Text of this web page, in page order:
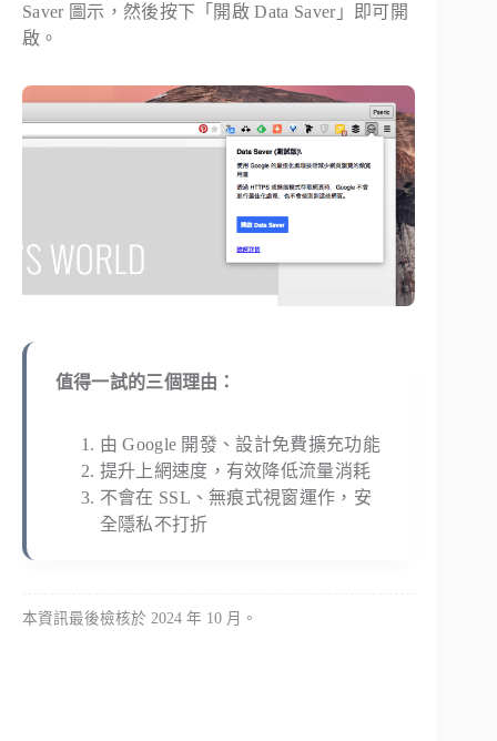
Saver 圖示，然後按下「開啟 Data Saver」即可開
啟。
值得一試的三個理由：
由 Google 開發、設計免費擴充功能
提升上網速度，有效降低流量消耗
不會在 SSL、無痕式視窗運作，安
全隱私不打折
本資訊最後檢核於 2024 年 10 月。